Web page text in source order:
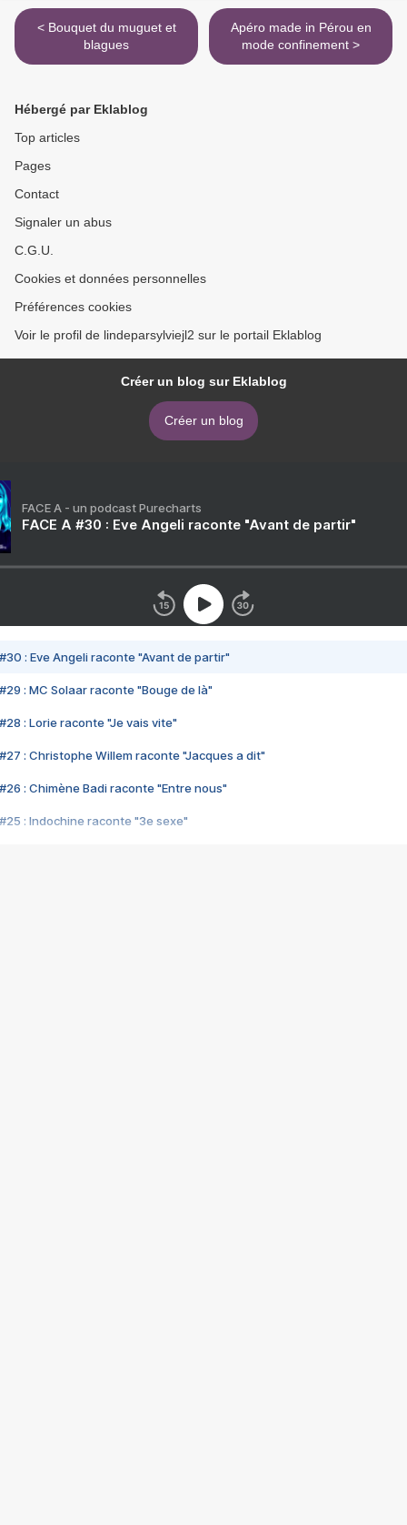
< Bouquet du muguet et
blagues
Apéro made in Pérou en
mode confinement >
Hébergé par Eklablog
Top articles
Pages
Contact
Signaler un abus
C.G.U.
Cookies et données personnelles
Préférences cookies
Voir le profil de lindeparsylviejl2 sur le portail Eklablog
Créer un blog sur Eklablog
Créer un blog
FACE A - un podcast Purecharts
FACE A #30 : Eve Angeli raconte "Avant de partir"
#30 : Eve Angeli raconte "Avant de partir"
#29 : MC Solaar raconte "Bouge de là"
#28 : Lorie raconte "Je vais vite"
#27 : Christophe Willem raconte "Jacques a dit"
#26 : Chimène Badi raconte "Entre nous"
#25 : Indochine raconte "3e sexe"